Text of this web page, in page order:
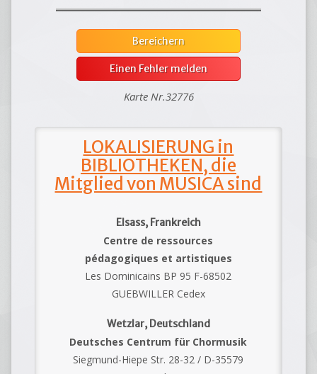
Bereichern
Einen Fehler melden
Karte Nr.32776
LOKALISIERUNG in
BIBLIOTHEKEN, die
Mitglied von MUSICA sind
Elsass, Frankreich
Centre de ressources
pédagogiques et artistiques
Les Dominicains BP 95 F-68502
GUEBWILLER Cedex
Wetzlar, Deutschland
Deutsches Centrum für Chormusik
Siegmund-Hiepe Str. 28-32 / D-35579